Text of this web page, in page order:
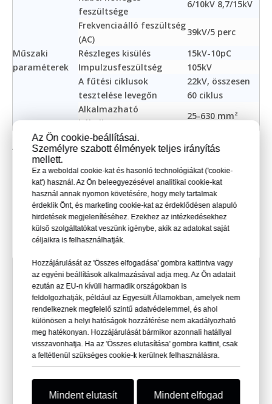
Az Ön cookie-beállításai.
Személyre szabott élmények teljes irányítás
mellett.
Ez a weboldal cookie-kat és hasonló technológiákat ('cookie-
kat') használ. Az Ön beleegyezésével analitikai cookie-kat
használ annak nyomon követésére, hogy mely tartalmak
érdeklik Önt, és marketing cookie-kat az érdeklődésen alapuló
hirdetések megjelenítéséhez. Ezekhez az intézkedésekhez
külső szolgáltatókat veszünk igénybe, akik az adatokat saját
céljaikra is felhasználhatják.
Hozzájárulását az 'Összes elfogadása' gombra kattintva vagy
az egyéni beállítások alkalmazásával adja meg. Az Ön adatait
ezután az EU-n kívüli harmadik országokban is
feldolgozhatják, például az Egyesült Államokban, amelyek nem
rendelkeznek megfelelő szintű adatvédelemmel, és ahol
különösen a helyi hatóságok hozzáférése nem akadályozható
meg hatékonyan. Hozzájárulását bármikor azonnali hatállyal
visszavonhatja. Ha az 'Összes elutasítása' gombra kattint, csak
a feltétlenül szükséges cookie-k kerülnek felhasználásra.
Mindent elutasít Mindent elfogad
Műszaki
paraméterek
feszültsége
6/10kV 8,7/15kV
Frekvenciaálló feszültség
(AC)
39kV/5 perc
Részleges kisülés
15kV-10pC
Impulzusfeszültség
105kV
A fűtési ciklusok
tesztelése levegőn
22kV, összesen
60 ciklus
Alkalmazható
kábelkeresztmetszet
25-630 mm²
A termék megfelelt a Kínai Villamosenergia-kutató
Intézet (CEPRI) Energiaipari Elektromos Berendezések
Minőségi Ellenőrző és Tesztelő Központjának
ellenőrzésén és tanúsításán.
Típusvizsgálati referenciaszabvány: IEC 60502-4:2010
GB/T 12706.4-2008
Ⅳ. Kiválasztási táblázat hőre zsugorodó
kötésekhez
Termék neve
Névleges
keresztmetszet
(mm²)
Kit kód Termékkód
3 magos hőre
zsugorodó
25-50
NKS-
10kVRSJ-
3/1
63741SHJ-
SZ
70-120
NKS-
3/2
63742SHJ-
SZ
NKS-
63743SHJ-